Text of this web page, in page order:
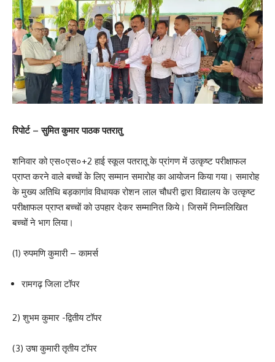
रिपोर्ट – सुमित कुमार पाठक पतरातु
शनिवार को एस०एस०+2 हाई स्कूल पतरातू के प्रांगण में उत्कृष्ट परीक्षाफल
प्राप्त करने वाले बच्चों के लिए सम्मान समारोह का आयोजन किया गया। समारोह
के मुख्य अतिथि बड़‌कागांव विधायक रोशन लाल चौधरी द्वारा विद्यालय के उत्कृष्ट
परीक्षाफल प्राप्त बच्चों को उपहार देकर सम्मानित किये। जिसमें निम्नलिखित
बच्चों ने भाग लिया।
(1) रुपमणि कुमारी – कामर्स
रामगढ़ जिला टॉपर
2) शुभम कुमार -द्वितीय टॉपर
(3) उषा कुमारी तृतीय टॉपर